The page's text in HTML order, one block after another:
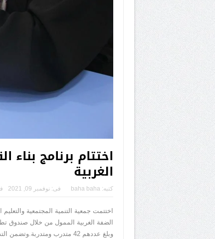
اختتام برنامج
الغربية
كتبه: baha baha فى: نوفمبر 09, 2021
اختتمت جمعية التنمية المجتمعية
الضفة الغربية الممول من خلال صندوق
وبلغ عددهم 42 متدرب